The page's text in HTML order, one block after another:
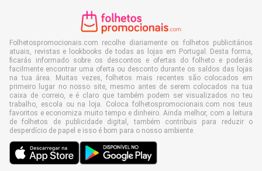
Folhetospromocionais.com recolhe diariamente os folhetos publicitários
atuais, revistas e lookbooks de todas as lojas em Portugal. Desta forma,
ficarás informado sobre os descontos e ofertas do folheto e poderás
facilmente encontrar uma oferta ou desconto durante os saldos das lojas
na tua área. Muitas vezes, folhetos mais recentes são colocados em
primeiro lugar no nosso site, mesmo antes de serem colocados na tua
caixa de correio, e é claro que também podem ser visualizados no teu
trabalho, escola ou na loja. Coloca folhetospromocionais.com nos teus
favoritos e economiza muito tempo e dinheiro. Ainda melhor, com a leitura
de folhetos de publicidade digital, também contribuis para reduzir o
desperdício de papel e isso é bom para o nosso ambiente.